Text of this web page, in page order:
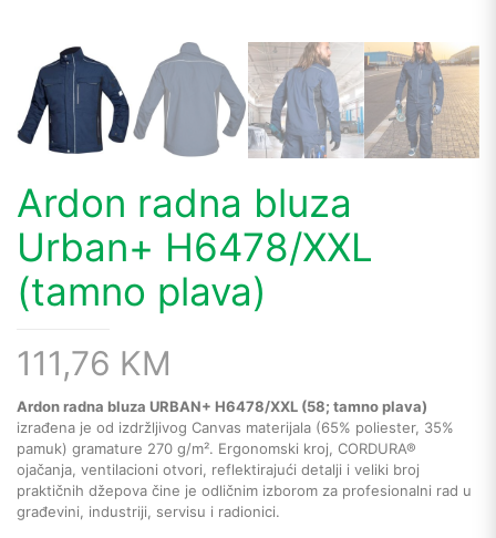
Ardon radna bluza
Urban+ H6478/XXL
(tamno plava)
111,76 KM
Ardon radna bluza URBAN+ H6478/XXL (58; tamno plava)
izrađena je od izdržljivog Canvas materijala (65% poliester, 35%
pamuk) gramature 270 g/m². Ergonomski kroj, CORDURA®
ojačanja, ventilacioni otvori, reflektirajući detalji i veliki broj
praktičnih džepova čine je odličnim izborom za profesionalni rad u
građevini, industriji, servisu i radionici.